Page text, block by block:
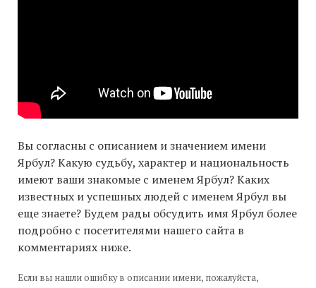
Вы согласны с описанием и значением имени
Ярбул? Какую судьбу, характер и национальность
имеют ваши знакомые с именем Ярбул? Каких
известных и успешных людей с именем Ярбул вы
еще знаете? Будем рады обсудить имя Ярбул более
подробно с посетителями нашего сайта в
комментариях ниже.
Если вы нашли ошибку в описании имени, пожалуйста,